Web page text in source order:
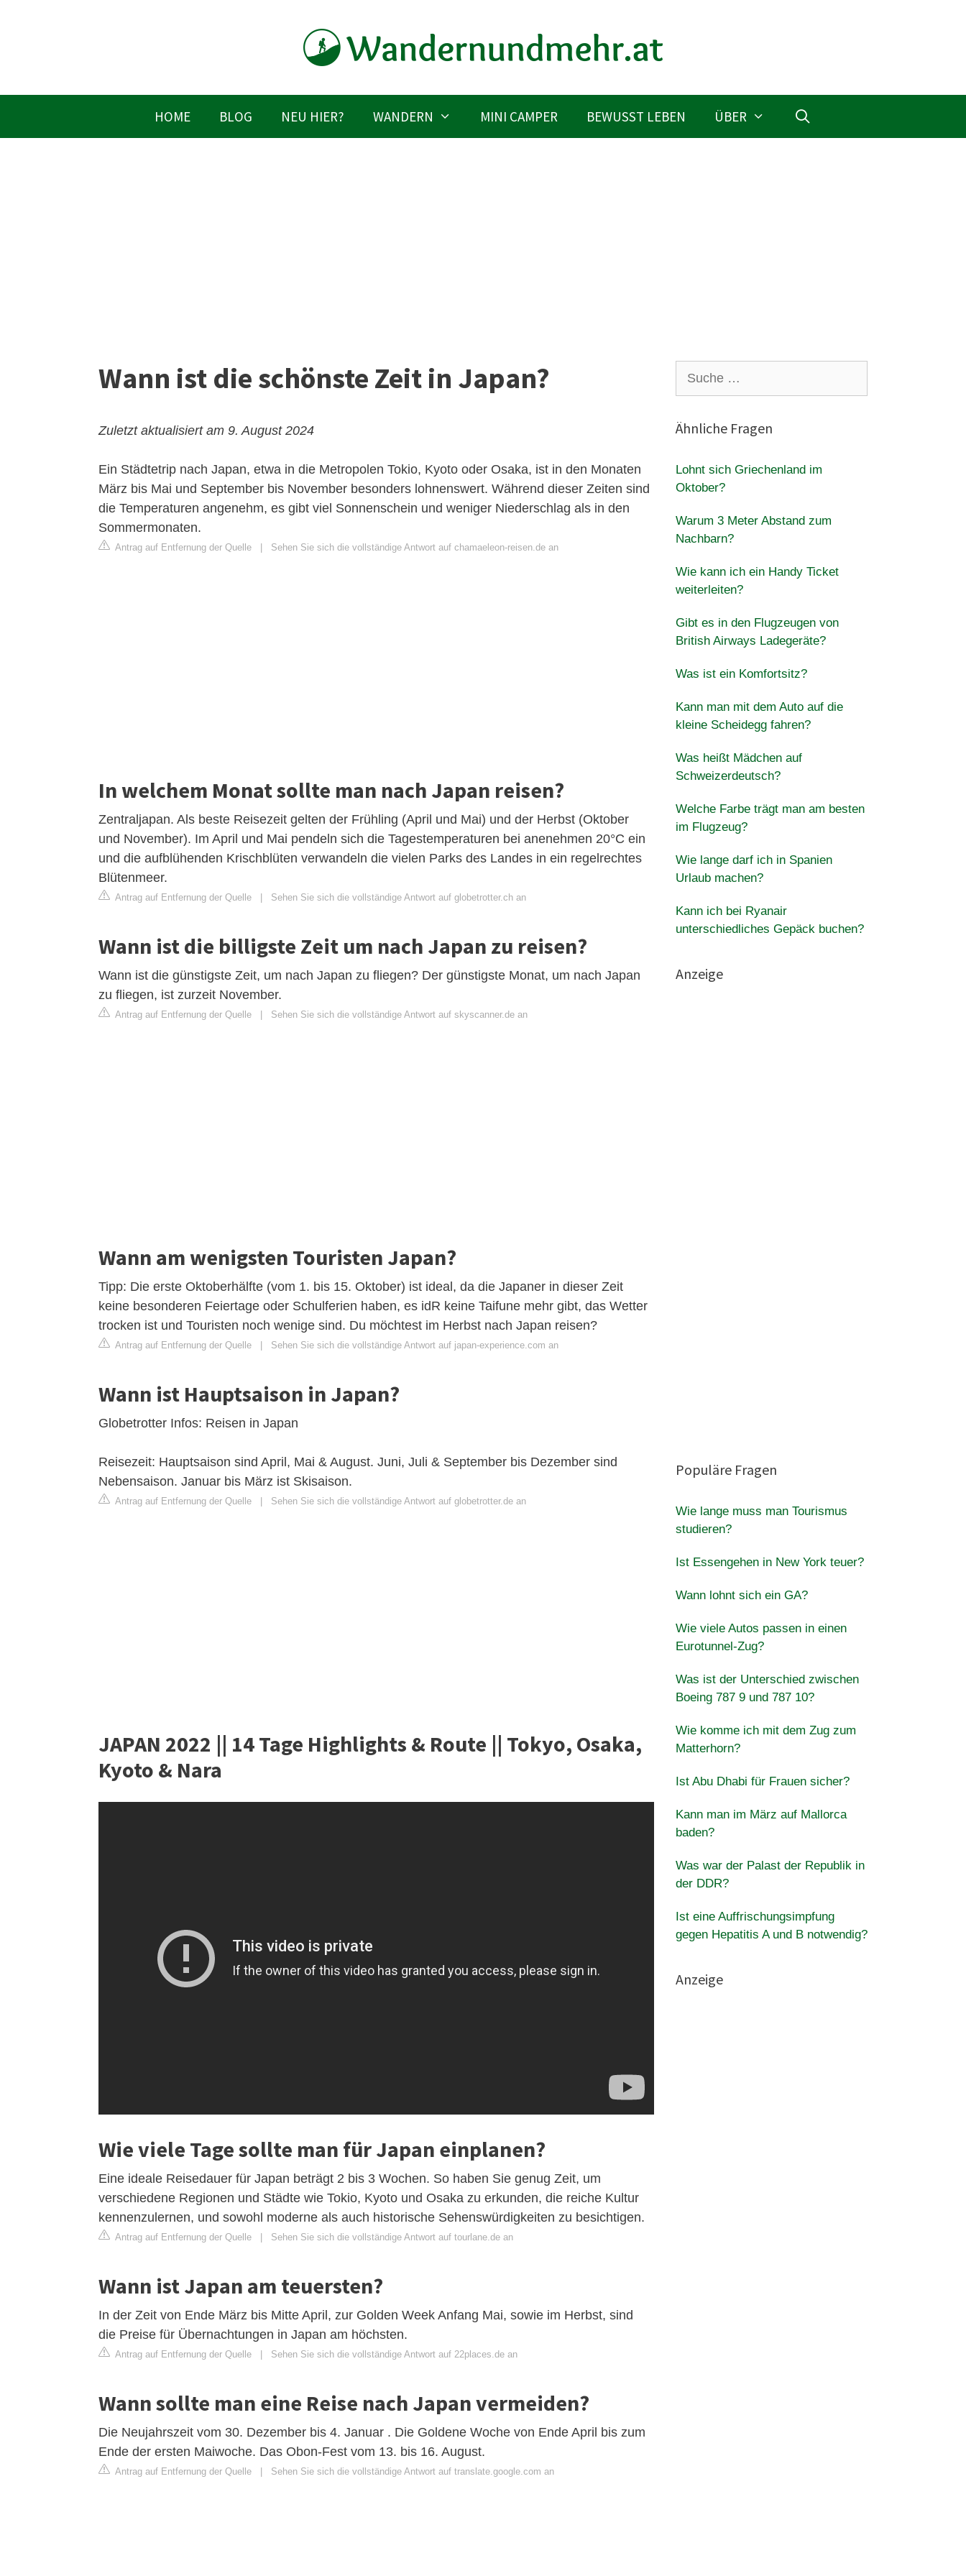
HOME BLOG NEU HIER? WANDERN MINI CAMPER BEWUSST LEBEN ÜBER
Wann ist die schönste Zeit in Japan?
Zuletzt aktualisiert am 9. August 2024
Ein Städtetrip nach Japan, etwa in die Metropolen Tokio, Kyoto oder Osaka, ist in den Monaten
März bis Mai und September bis November besonders lohnenswert. Während dieser Zeiten sind
die Temperaturen angenehm, es gibt viel Sonnenschein und weniger Niederschlag als in den
Sommermonaten.
Antrag auf Entfernung der Quelle Sehen Sie sich die vollständige Antwort auf chamaeleon-reisen.de an
In welchem Monat sollte man nach Japan reisen?
Zentraljapan. Als beste Reisezeit gelten der Frühling (April und Mai) und der Herbst (Oktober
und November). Im April und Mai pendeln sich die Tagestemperaturen bei anenehmen 20°C ein
und die aufblühenden Krischblüten verwandeln die vielen Parks des Landes in ein regelrechtes
Blütenmeer.
Antrag auf Entfernung der Quelle Sehen Sie sich die vollständige Antwort auf globetrotter.ch an
Wann ist die billigste Zeit um nach Japan zu reisen?
Wann ist die günstigste Zeit, um nach Japan zu fliegen? Der günstigste Monat, um nach Japan
zu fliegen, ist zurzeit November.
Antrag auf Entfernung der Quelle Sehen Sie sich die vollständige Antwort auf skyscanner.de an
Wann am wenigsten Touristen Japan?
Tipp: Die erste Oktoberhälfte (vom 1. bis 15. Oktober) ist ideal, da die Japaner in dieser Zeit
keine besonderen Feiertage oder Schulferien haben, es idR keine Taifune mehr gibt, das Wetter
trocken ist und Touristen noch wenige sind. Du möchtest im Herbst nach Japan reisen?
Antrag auf Entfernung der Quelle Sehen Sie sich die vollständige Antwort auf japan-experience.com an
Wann ist Hauptsaison in Japan?
Globetrotter Infos: Reisen in Japan
Reisezeit: Hauptsaison sind April, Mai & August. Juni, Juli & September bis Dezember sind
Nebensaison. Januar bis März ist Skisaison.
Antrag auf Entfernung der Quelle Sehen Sie sich die vollständige Antwort auf globetrotter.de an
JAPAN 2022 || 14 Tage Highlights & Route || Tokyo, Osaka,
Kyoto & Nara
Wie viele Tage sollte man für Japan einplanen?
Eine ideale Reisedauer für Japan beträgt 2 bis 3 Wochen. So haben Sie genug Zeit, um
verschiedene Regionen und Städte wie Tokio, Kyoto und Osaka zu erkunden, die reiche Kultur
kennenzulernen, und sowohl moderne als auch historische Sehenswürdigkeiten zu besichtigen.
Antrag auf Entfernung der Quelle | Sehen Sie sich die vollständige Antwort auf tourlane.de an
Wann ist Japan am teuersten?
In der Zeit von Ende März bis Mitte April, zur Golden Week Anfang Mai, sowie im Herbst, sind
die Preise für Übernachtungen in Japan am höchsten.
Antrag auf Entfernung der Quelle | Sehen Sie sich die vollständige Antwort auf 22places.de an
Wann sollte man eine Reise nach Japan vermeiden?
Die Neujahrszeit vom 30. Dezember bis 4. Januar . Die Goldene Woche von Ende April bis zum
Ende der ersten Maiwoche. Das Obon-Fest vom 13. bis 16. August.
Antrag auf Entfernung der Quelle | Sehen Sie sich die vollständige Antwort auf translate.google.com an
nach:
Ähnliche Fragen
Lohnt sich Griechenland im
Oktober?
Warum 3 Meter Abstand zum
Nachbarn?
Wie kann ich ein Handy Ticket
weiterleiten?
Gibt es in den Flugzeugen von
British Airways Ladegeräte?
Was ist ein Komfortsitz?
Kann man mit dem Auto auf die
kleine Scheidegg fahren?
Was heißt Mädchen auf
Schweizerdeutsch?
Welche Farbe trägt man am besten
im Flugzeug?
Wie lange darf ich in Spanien
Urlaub machen?
Kann ich bei Ryanair
unterschiedliches Gepäck buchen?
Anzeige
Populäre Fragen
Wie lange muss man Tourismus
studieren?
Ist Essengehen in New York teuer?
Wann lohnt sich ein GA?
Wie viele Autos passen in einen
Eurotunnel-Zug?
Was ist der Unterschied zwischen
Boeing 787 9 und 787 10?
Wie komme ich mit dem Zug zum
Matterhorn?
Ist Abu Dhabi für Frauen sicher?
Kann man im März auf Mallorca
baden?
Was war der Palast der Republik in
der DDR?
Ist eine Auffrischungsimpfung
gegen Hepatitis A und B notwendig?
Anzeige